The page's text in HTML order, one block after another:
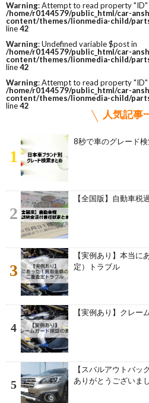
Warning: Attempt to read property "ID"
/home/r0144579/public_html/car-
content/themes/lionmedia-child/
line42
Warning: Undefined variable $post in
/home/r0144579/public_html/car-
content/themes/lionmedia-child/
line42
Warning: Attempt to read property "ID"
/home/r0144579/public_html/car-
content/themes/lionmedia-child/
line42
人気記事
1
8秒で車のグレード検
2
【全国版】自動車税
3
【実例あり】本当に
定）トラブル
4
【実例あり】クレー
5
【スバルアウトバッ
ありがとうございま